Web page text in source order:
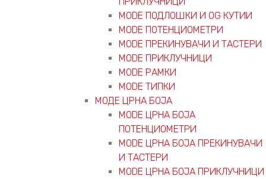
MODE ПОДЛОШКИ И OG КУТИИ
MODE ПОТЕНЦИОМЕТРИ
MODE ПРEКИНУВАЧИ И ТАСТЕРИ
MODE ПРИКЛУЧНИЦИ
MODE РАМКИ
MODE ТИПКИ
МОДЕ ЦРНА БОЈА
MODE ЦРНА БОЈА
ПОТЕНЦИОМЕТРИ
MODE ЦРНА БОЈА ПРЕКИНУВАЧИ
И ТАСТЕРИ
MODE ЦРНА БОЈА ПРИКЛУЧНИЦИ